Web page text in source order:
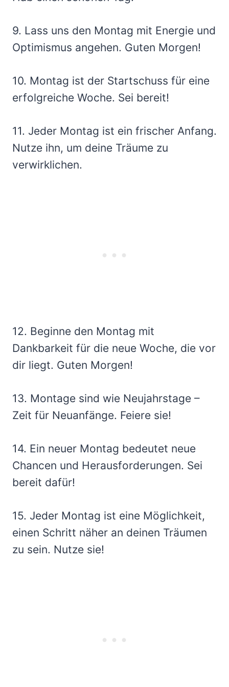
9. Lass uns den Montag mit Energie und
Optimismus angehen. Guten Morgen!
10. Montag ist der Startschuss für eine
erfolgreiche Woche. Sei bereit!
11. Jeder Montag ist ein frischer Anfang.
Nutze ihn, um deine Träume zu
verwirklichen.
12. Beginne den Montag mit
Dankbarkeit für die neue Woche, die vor
dir liegt. Guten Morgen!
13. Montage sind wie Neujahrstage –
Zeit für Neuanfänge. Feiere sie!
14. Ein neuer Montag bedeutet neue
Chancen und Herausforderungen. Sei
bereit dafür!
15. Jeder Montag ist eine Möglichkeit,
einen Schritt näher an deinen Träumen
zu sein. Nutze sie!